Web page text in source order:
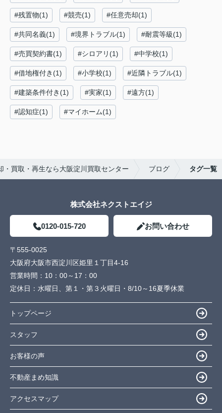
#残置物(1) #競売(1) #任意売却(1)
#共同名義(1) #境界トラブル(1) #耐震等級(1)
#売買契約書(1) #シロアリ(1) #中学校(1)
#借地権付き(1) #小学校(1) #近隣トラブル(1)
#建築条件付き(1) #実家(1) #遠方(1)
#認知症(1) #マイホーム(1)
・買取・再生なら大阪淀川買取センター ブログ タグ一覧
株式会社ネクストエイジ
0120-015-720 お問い合わせ
〒555-0025
大阪府大阪市西淀川区姫里１丁目4-16
営業時間： 10：00～17：00
定休日： 水曜日、第１・第３火曜日・8/10～16夏季休業
トップページ
スタッフ
お客様の声
不動産まめ知識
アクセスマップ